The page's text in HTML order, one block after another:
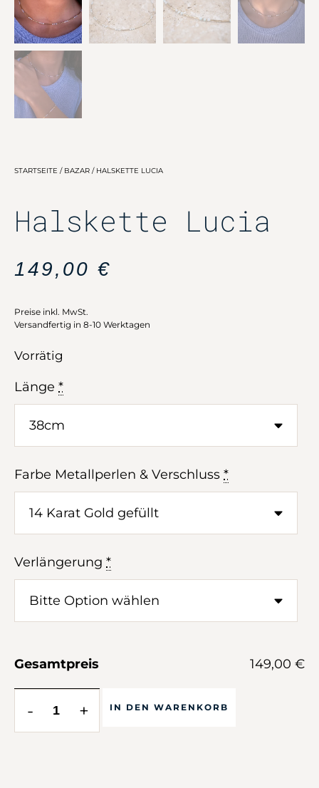
STARTSEITE / BAZAR / HALSKETTE LUCIA
Halskette Lucia
149,00 €
Preise inkl. MwSt.
Versandfertig in 8-10 Werktagen
Vorrätig
Länge *
Farbe Metallperlen & Verschluss *
Verlängerung *
Gesamtpreis 149,00 €
- + IN DEN WARENKORB